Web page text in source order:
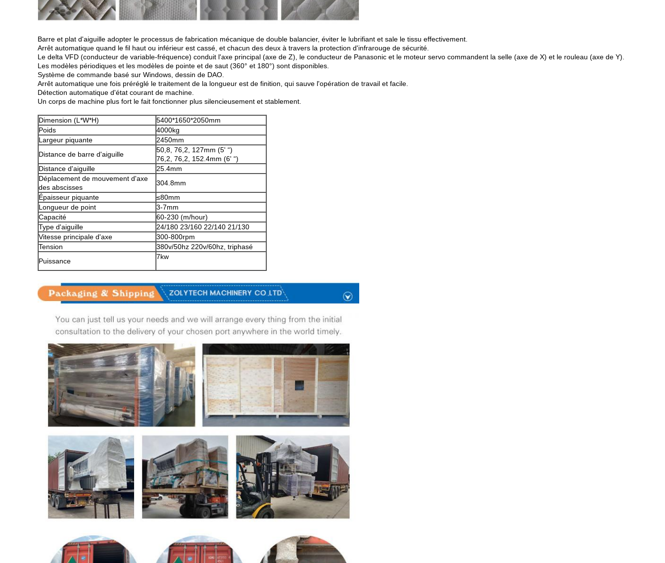
Barre et plat d'aiguille adopter le processus de fabrication mécanique de double balancier, éviter le lubrifiant et sale le tissu effectivement.
Arrêt automatique quand le fil haut ou inférieur est cassé, et chacun des deux à travers la protection d'infrarouge de sécurité.
Le delta VFD (conducteur de variable-fréquence) conduit l'axe principal (axe de Z), le conducteur de Panasonic et le moteur servo commandent la selle (axe de X) et le rouleau (axe de Y).
Les modèles périodiques et les modèles de pointe et de saut (360° et 180°) sont disponibles.
Système de commande basé sur Windows, dessin de DAO.
Arrêt automatique une fois préréglé le traitement de la longueur est de finition, qui sauve l'opération de travail et facile.
Détection automatique d'état courant de machine.
Un corps de machine plus fort le fait fonctionner plus silencieusement et stablement.
Dimension (L*W*H)
5400*1650*2050mm
Poids
4000kg
Largeur piquante
2450mm
Distance de barre d'aiguille
50,8, 76,2, 127mm (5' “)
76,2, 76,2, 152.4mm (6' “)
Distance d'aiguille
25.4mm
Déplacement de mouvement d'axe
des abscisses
304.8mm
Épaisseur piquante
≤80mm
Longueur de point
3-7mm
Capacité
60-230 (m/hour)
Type d'aiguille
24/180 23/160 22/140 21/130
Vitesse principale d'axe
300-800rpm
Tension
380v/50hz 220v/60hz, triphasé
Puissance
7kw